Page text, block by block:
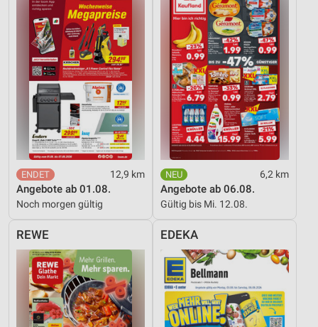
12,9 km
Angebote ab 01.08.
Noch morgen gültig
6,2 km
Angebote ab 06.08.
Gültig bis Mi. 12.08.
REWE EDEKA